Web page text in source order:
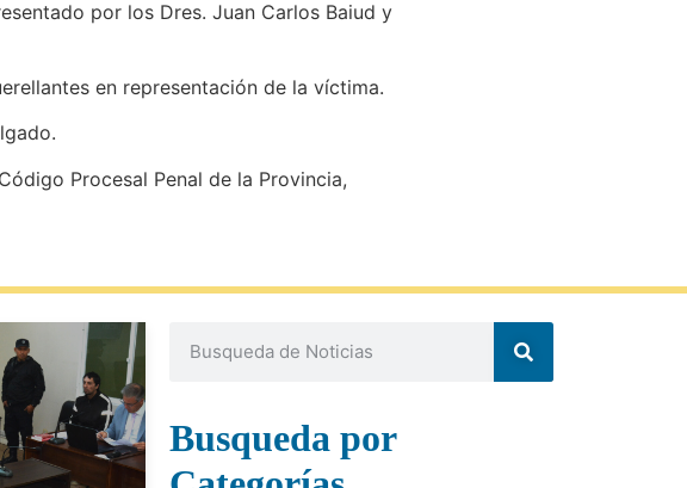
por los Dres. Juan Carlos Baiud y
en representación de la víctima.
Procesal Penal de la Provincia,
Busqueda por